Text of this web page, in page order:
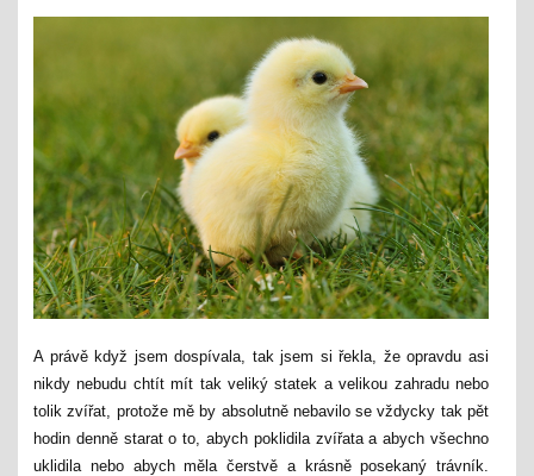
A právě když jsem dospívala, tak jsem si řekla, že opravdu asi
nikdy nebudu chtít mít tak veliký statek a velikou zahradu nebo
tolik zvířat, protože mě by absolutně nebavilo se vždycky tak pět
hodin denně starat o to, abych poklidila zvířata a abych všechno
uklidila nebo abych měla čerstvě a krásně posekaný trávník.